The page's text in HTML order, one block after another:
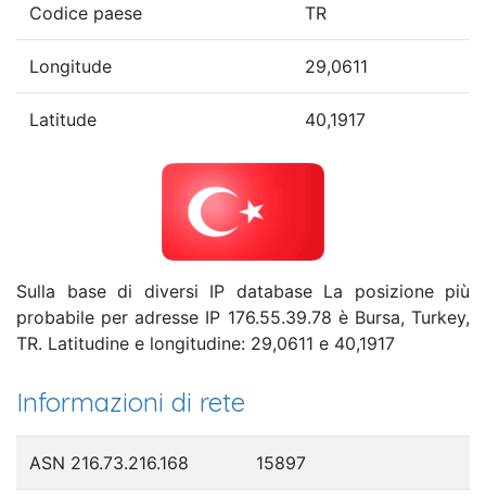
Codice paese TR
Longitude 29,0611
Latitude 40,1917
Sulla base di diversi IP database La posizione più
probabile per adresse IP 176.55.39.78 è Bursa, Turkey,
TR. Latitudine e longitudine: 29,0611 e 40,1917
Informazioni di rete
ASN 216.73.216.168 15897